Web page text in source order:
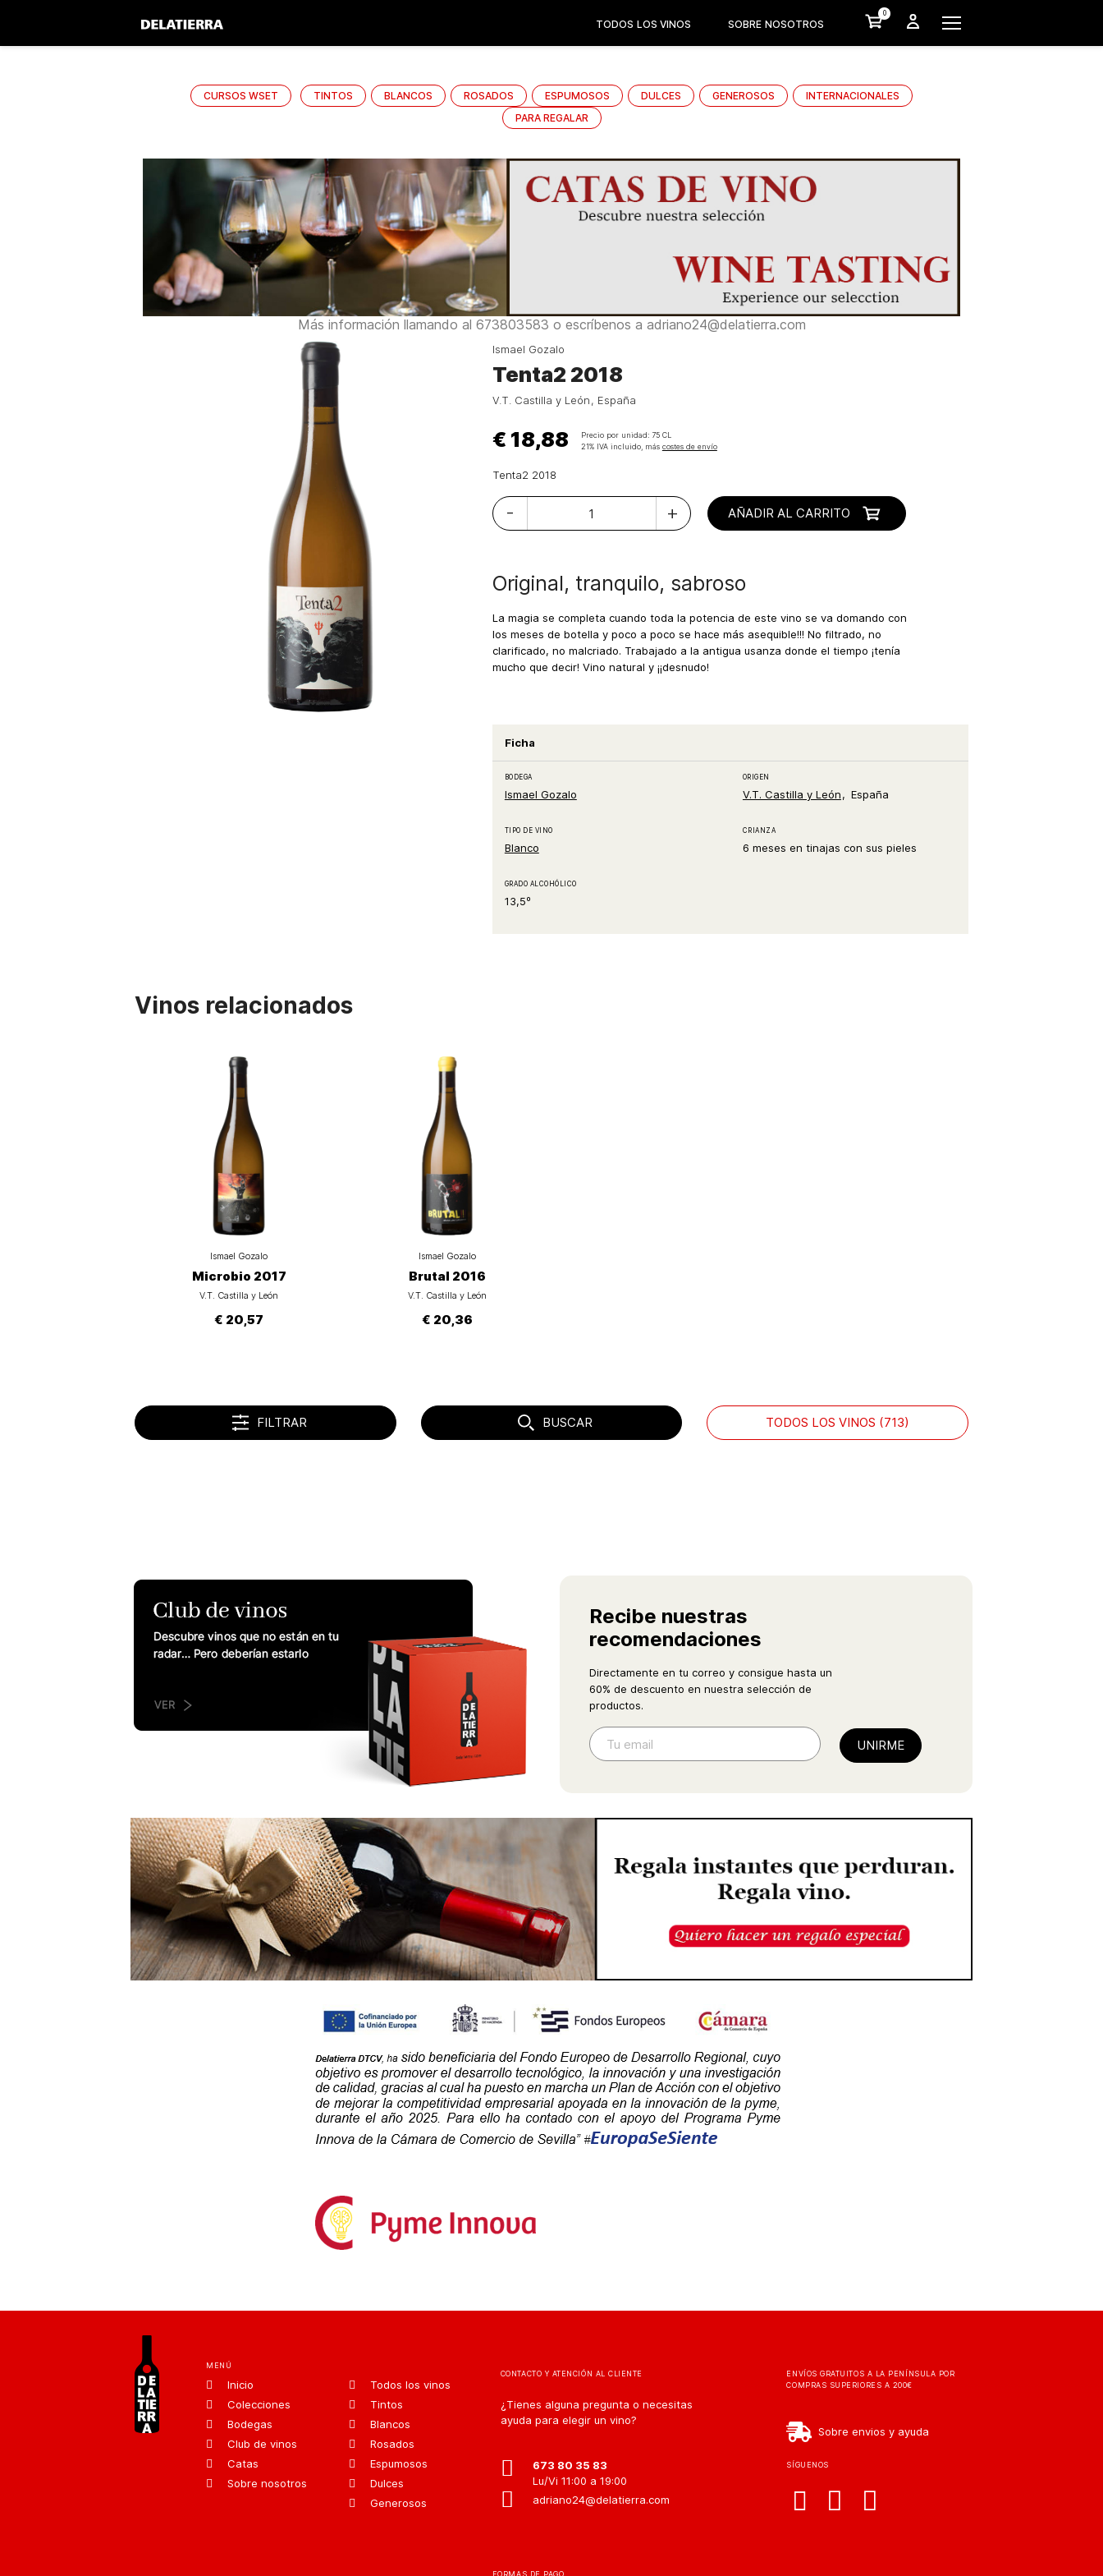
TODOS LOS VINOS SOBRE NOSOTROS
0
CURSOS WSET TINTOS BLANCOS ROSADOS ESPUMOSOS DULCES GENEROSOS
INTERNACIONALES
PARA REGALAR
Más información llamando al 673803583 o escríbenos a adriano24@delatierra.com
Ismael Gozalo
Tenta2 2018
V.T. Castilla y León España
€ 18,88 Precio por unidad: 75 CL
21% IVA incluido, más costes de envío
Tenta2 2018
- + AÑADIR AL CARRITO
Original, tranquilo, sabroso
La magia se completa cuando toda la potencia de este vino se va domando con
los meses de botella y poco a poco se hace más asequible!!! No filtrado, no
clarificado, no malcriado. Trabajado a la antigua usanza donde el tiempo ¡tenía
mucho que decir! Vino natural y ¡¡desnudo!
Ficha
BODEGA
Ismael Gozalo
ORIGEN
V.T. Castilla y León España
TIPO DE VINO
Blanco
CRIANZA
6 meses en tinajas con sus pieles
GRADO ALCOHÓLICO
13,5º
Vinos relacionados
Ismael Gozalo
Microbio 2017
V.T. Castilla y León
€ 20,57
Ismael Gozalo
Brutal 2016
V.T. Castilla y León
€ 20,36
FILTRAR BUSCAR TODOS LOS VINOS (713)
Recibe nuestras
recomendaciones
Directamente en tu correo y consigue hasta un
60% de descuento en nuestra selección de
productos.
MENÚ
Inicio
Colecciones
Bodegas
Club de vinos
Catas
Sobre nosotros
Todos los vinos
Tintos
Blancos
Rosados
Espumosos
Dulces
Generosos
CONTACTO Y ATENCIÓN AL CLIENTE
¿Tienes alguna pregunta o necesitas
ayuda para elegir un vino?
673 80 35 83
Lu/Vi 11:00 a 19:00
adriano24@delatierra.com
FORMAS DE PAGO
ENVÍOS GRATUITOS A LA PENÍNSULA POR
COMPRAS SUPERIORES A 200€
Sobre envios y ayuda
SÍGUENOS